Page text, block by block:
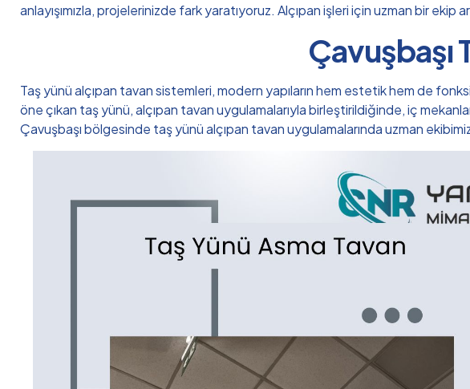
anlayışımızla, projelerinizde fark yaratıyoruz. Alçıpan işleri için uzman bir ekip
Çavuşbaşı
Taş yünü alçıpan tavan sistemleri, modern yapıların hem estetik hem de
öne çıkan taş yünü, alçıpan tavan uygulamalarıyla birleştirildiğinde, iç
Çavuşbaşı bölgesinde taş yünü alçıpan tavan uygulamalarında uzman